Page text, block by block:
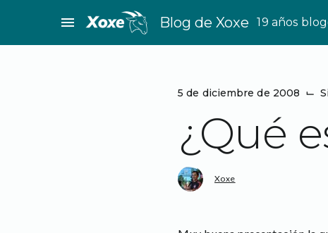
menu Blog de Xoxe 19 años
5 de diciembre de 2008 ⌙
¿Qué
Xoxe